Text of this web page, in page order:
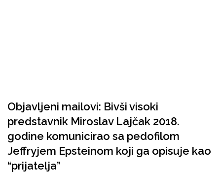
Objavljeni mailovi: Bivši visoki
predstavnik Miroslav Lajčak 2018.
godine komunicirao sa pedofilom
Jeffryjem Epsteinom koji ga opisuje kao
“prijatelja”